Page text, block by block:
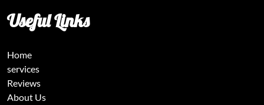
Useful Links
Home
services
Reviews
About Us